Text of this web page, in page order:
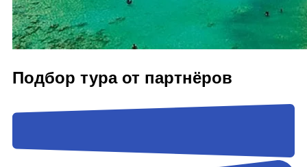
Подбор тура от партнёров